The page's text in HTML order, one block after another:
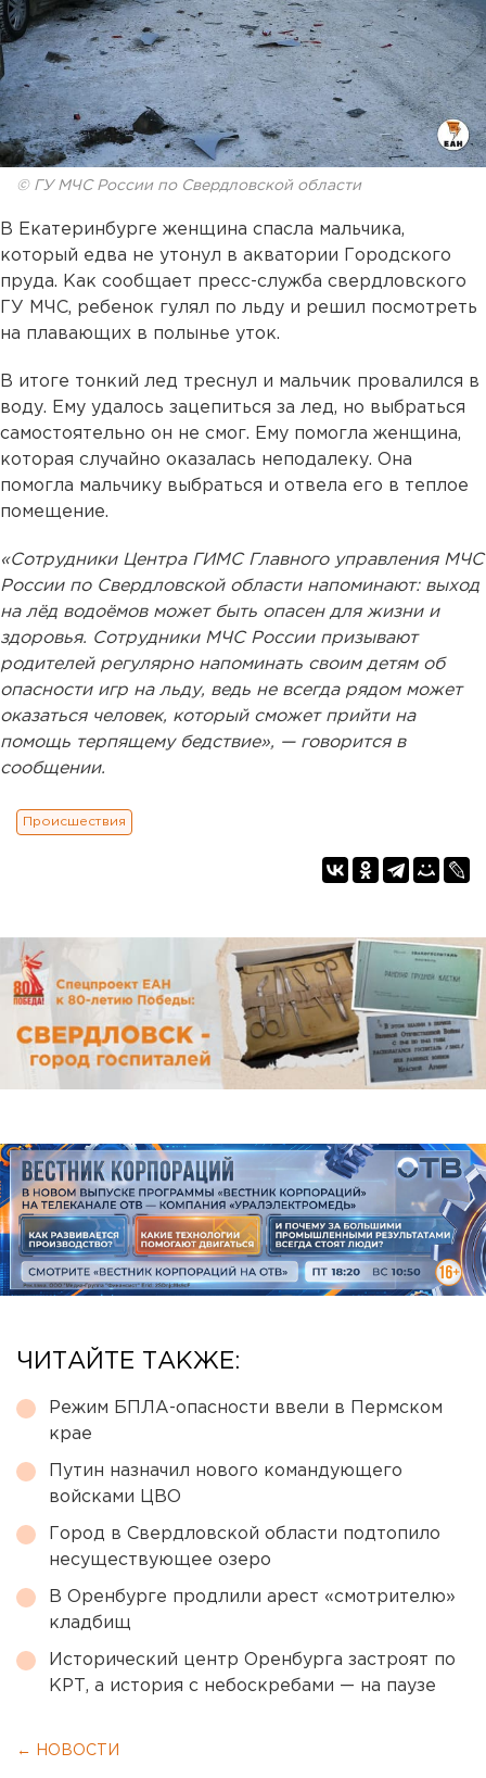
© ГУ МЧС России по Свердловской области
В Екатеринбурге женщина спасла мальчика,
который едва не утонул в акватории Городского
пруда. Как сообщает пресс-служба свердловского
ГУ МЧС, ребенок гулял по льду и решил посмотреть
на плавающих в полынье уток.
В итоге тонкий лед треснул и мальчик провалился в
воду. Ему удалось зацепиться за лед, но выбраться
самостоятельно он не смог. Ему помогла женщина,
которая случайно оказалась неподалеку. Она
помогла мальчику выбраться и отвела его в теплое
помещение.
«Сотрудники Центра ГИМС Главного управления МЧС
России по Свердловской области напоминают: выход
на лёд водоёмов может быть опасен для жизни и
здоровья. Сотрудники МЧС России призывают
родителей регулярно напоминать своим детям об
опасности игр на льду, ведь не всегда рядом может
оказаться человек, который сможет прийти на
помощь терпящему бедствие», — говорится в
сообщении.
Происшествия
ЧИТАЙТЕ ТАКЖЕ:
Режим БПЛА-опасности ввели в Пермском
крае
Путин назначил нового командующего
войсками ЦВО
Город в Свердловской области подтопило
несуществующее озеро
В Оренбурге продлили арест «смотрителю»
кладбищ
Исторический центр Оренбурга застроят по
КРТ, а история с небоскребами — на паузе
← НОВОСТИ